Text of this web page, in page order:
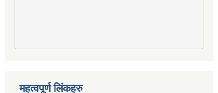
महत्वपूर्ण लिंकहरु